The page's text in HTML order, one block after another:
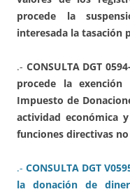
procede la
interesada la tasación
.- CONSULTA DGT
procede la
Impuesto de
actividad económica
funciones directivas
.- CONSULTA DGT
la donación de